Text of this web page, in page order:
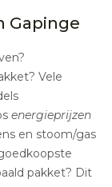
Gapinge
Vele
energieprijzen
en stoom/gas
pakket? Dit